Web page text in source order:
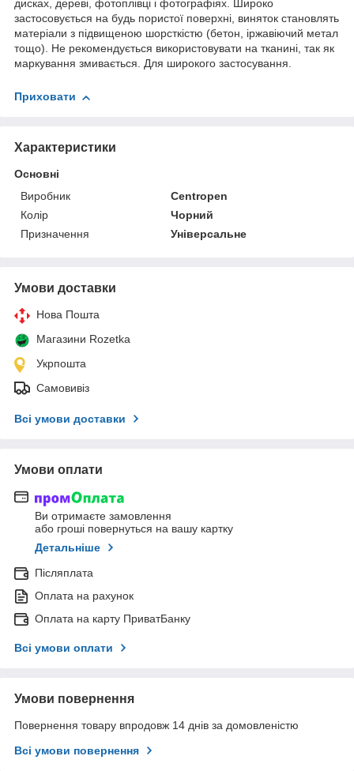
дисках, дереві, фотоплівці і фотографіях. Широко
застосовується на будь пористої поверхні, виняток становлять
матеріали з підвищеною шорсткістю (бетон, іржавіючий метал
тощо). Не рекомендується використовувати на тканині, так як
маркування змивається. Для широкого застосування.
Приховати
Характеристики
Основні
Виробник
Centropen
Колір
Чорний
Призначення
Універсальне
Умови доставки
Нова Пошта
Магазини Rozetka
Укрпошта
Самовивіз
Всі умови доставки
Умови оплати
Ви отримаєте замовлення
або гроші повернуться на вашу картку
Детальніше
Післяплата
Оплата на рахунок
Оплата на карту ПриватБанку
Всі умови оплати
Умови повернення
Повернення товару впродовж 14 днів за домовленістю
Всі умови повернення